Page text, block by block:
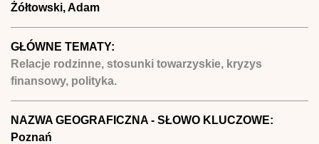
Żółtowski, Adam
GŁÓWNE TEMATY:
Relacje rodzinne, stosunki towarzyskie, kryzys
finansowy, polityka.
NAZWA GEOGRAFICZNA - SŁOWO KLUCZOWE:
Poznań